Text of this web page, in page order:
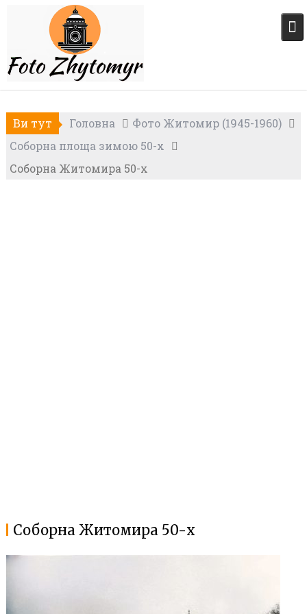
Ви тут Головна
Фото Житомир (1945-1960)
Соборна площа зимою 50-х
Соборна Житомира 50-х
Соборна Житомира 50-х